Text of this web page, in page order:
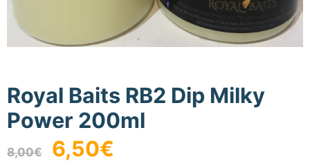
Royal Baits RB2 Dip Milky
Power 200ml
8,00€
El
precio
6,50€